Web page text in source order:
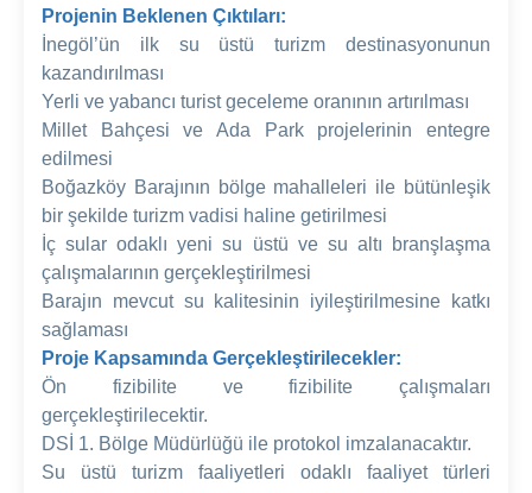
Projenin Beklenen Çıktıları:
İnegöl’ün ilk su üstü turizm destinasyonunun
kazandırılması
Yerli ve yabancı turist geceleme oranının artırılması
Millet Bahçesi ve Ada Park projelerinin entegre
edilmesi
Boğazköy Barajının bölge mahalleleri ile bütünleşik
bir şekilde turizm vadisi haline getirilmesi
İç sular odaklı yeni su üstü ve su altı branşlaşma
çalışmalarının gerçekleştirilmesi
Barajın mevcut su kalitesinin iyileştirilmesine katkı
sağlaması
Proje Kapsamında Gerçekleştirilecekler:
Ön fizibilite ve fizibilite çalışmaları
gerçekleştirilecektir.
DSİ 1. Bölge Müdürlüğü ile protokol imzalanacaktır.
Su üstü turizm faaliyetleri odaklı faaliyet türleri